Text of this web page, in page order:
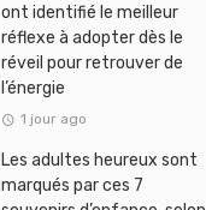
ont identifié le meilleur
réflexe à adopter dès le
réveil pour retrouver de
l’énergie
1 jour ago
Les adultes heureux sont
marqués par ces 7